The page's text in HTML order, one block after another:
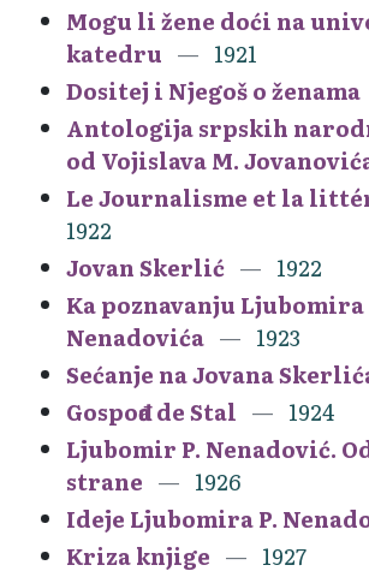
Mogu li žene doći na
katedru
1921
Dositej i Njegoš o ženama
Antologija srpskih
od Vojislava M.
Le Journalisme et la
1922
Jovan Skerlić
1922
Ka poznavanju Ljubomira
Nenadovića
1923
Sećanje na Jovana
Gospođa de Stal
1924
Ljubomir P. Nenadović.
strane
1926
Ideje Ljubomira P.
Kriza knjige
1927